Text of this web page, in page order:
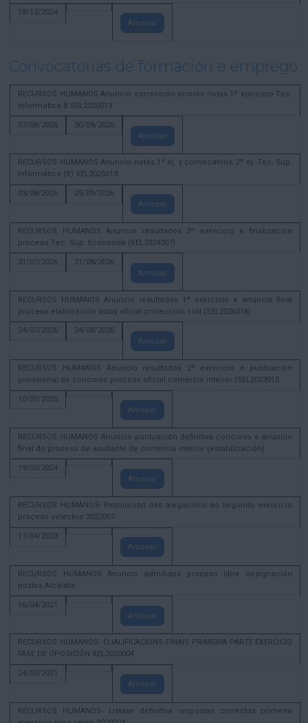
18/12/2024
Amosar
Convocatorias de formación e emprego
RECURSOS HUMANOS Anuncio corrección errores notas 1º ejercicio Tec.
Informatica B SEL2025013
07/08/2026
30/09/2026
Amosar
RECURSOS HUMANOS Anuncio notas 1º ej. y convocatoria 2º ej. Tec. Sup.
Informática (B) SEL2025013
03/08/2026
25/09/2026
Amosar
RECURSOS HUMANOS Anuncio resultados 3º exercicio e finalización
proceso Tec. Sup. Economía (SEL2024007)
31/07/2026
31/08/2026
Amosar
RECURSOS HUMANOS Anuncio resultados 1º exercicio e anuncio final
proceso elaboración listas oficial protección civil (SEL2026016)
24/07/2026
24/08/2026
Amosar
RECURSOS HUMANOS Anuncio resultados 2º exercicio e puntuación
provisional de concurso proceso oficial comercio interior (SEL2023015
10/07/2025
Amosar
RECURSOS HUMANOS Anuncio puntuación definitiva concurso e anuncio
final do proceso de axudante de comercio interior (estabilización)
19/02/2024
Amosar
RECURSOS HUMANOS- Resolución das alegacións ao segundo exercicio
proceso selectivo 2022007
17/04/2023
Amosar
RECURSOS HUMANOS Anuncio admitidos proceso libre designación
postos Alcaldía
16/04/2021
Amosar
RECURSOS HUMANOS- CUALIFICACIÓNS FINAIS PRIMEIRA PARTE EXERCICIO
FASE DE OPOSICIÓN SEL2020004
24/03/2021
Amosar
RECURSOS HUMANOS- Listaxe definitiva respostas correctas primeiro